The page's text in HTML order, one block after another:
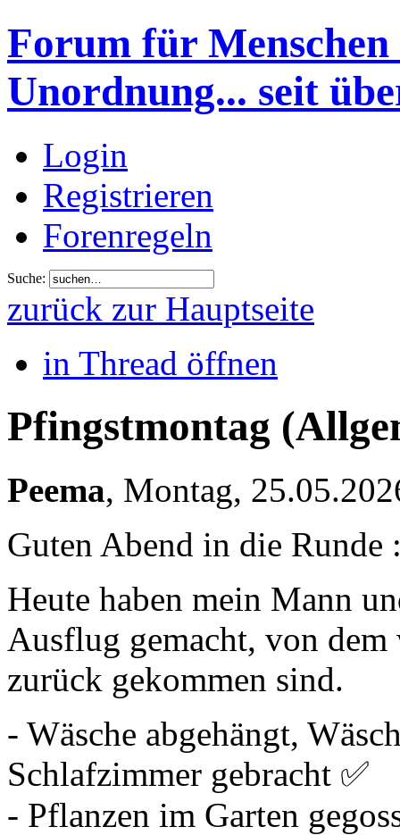
Forum für
Unordnung... seit
Login
Registrieren
Forenregeln
Suche:
zurück zur Hauptseite
in Thread öffnen
Pfingstmontag
Peema, Montag,
Guten Abend in die Runde
Heute haben mein Mann
Ausflug gemacht, von dem
zurück gekommen sind.
- Wäsche abgehängt,
Schlafzimmer gebracht ✅
- Pflanzen im Garten